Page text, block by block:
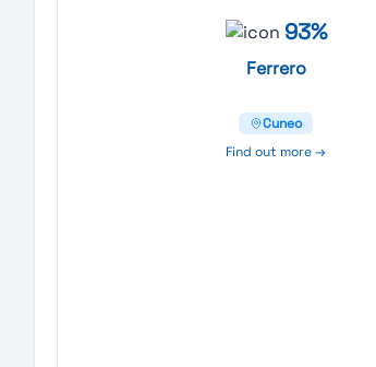
93%
Ferrero
Cuneo
Find out more →